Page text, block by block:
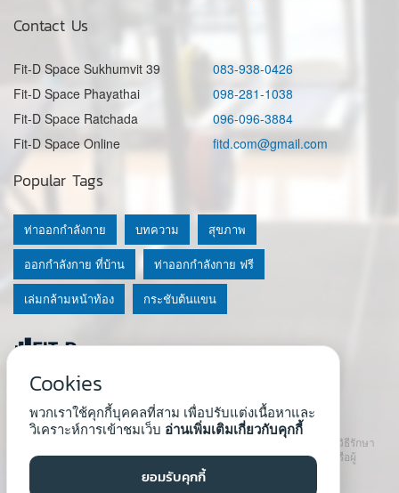
Contact Us
Fit-D Space Sukhumvit 39
083-938-0426
Fit-D Space Phayathai
098-281-1038
Fit-D Space Ratchada
096-096-3884
Fit-D Space Online
fitd.com@gmail.com
© 2020 Fit-D.com & Fit-D Finess
About Us | นโยบายความเป็นส่วนตัว|เงื่อนไขการใช้เว็บ
เนื้อหาที่ใช้ในเว็บนี้ ไม่สามารถใช้แทนคำปรึกษา คำแนะนำ วินิจฉัย หรือวิธีรักษา
โรคที่แนะนำจากผู้เชี่ยวชาญหรือแพทย์ได้ เราสนับสนุนให้ปรึกษาแพทย์หรือผู้
เชี่ยวชาญก่อนเริ่มโปรแกรมใหม่ทุกครั้ง
Popular Tags
ท่าออกกำลังกาย บทความ สุขภาพ
ออกกำลังกาย ที่บ้าน ท่าออกกำลังกาย ฟรี
เล่มกล้ามหน้าท้อง กระชับต้นแขน
Cookies
พวกเราใช้คุกกี้บุคคลที่สาม เพื่อปรับแต่งเนื้อหาและ
วิเคราะห์การเข้าชมเว็บ อ่านเพิ่มเติมเกี่ยวกับคุกกี้
ยอมรับคุกกี้